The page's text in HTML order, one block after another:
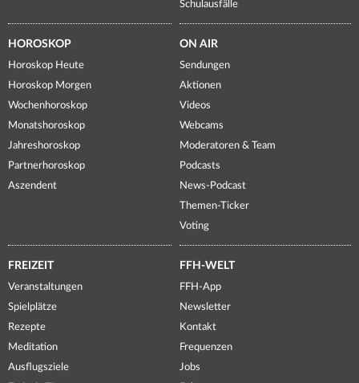
Schulausfälle
HOROSKOP
Horoskop Heute
Horoskop Morgen
Wochenhoroskop
Monatshoroskop
Jahreshoroskop
Partnerhoroskop
Aszendent
ON AIR
Sendungen
Aktionen
Videos
Webcams
Moderatoren & Team
Podcasts
News-Podcast
Themen-Ticker
Voting
FREIZEIT
Veranstaltungen
Spielplätze
Rezepte
Meditation
Ausflugsziele
FFH-WELT
FFH-App
Newsletter
Kontakt
Frequenzen
Jobs